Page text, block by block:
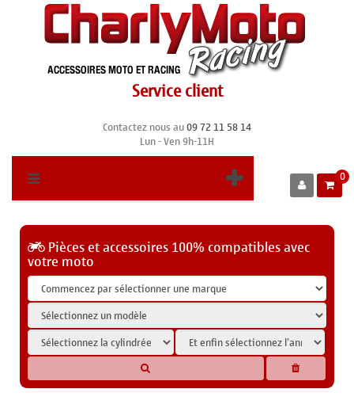
Service client
Contactez nous au09 72 11 58 14
Lun - Ven 9h-11H
0
Pièces et accessoires 100% compatibles avec
votre moto